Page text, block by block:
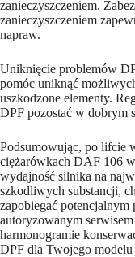
zanieczyszczeniem.
zanieczyszczeniem
napraw.
Uniknięcie problemów
pomóc uniknąć
uszkodzone elementy.
DPF pozostać w dobrym
Podsumowując, po lifcie
ciężarówkach DAF 106
wydajność silnika na
szkodliwych substancji,
zapobiegać
autoryzowanym
harmonogramie
DPF dla Twojego